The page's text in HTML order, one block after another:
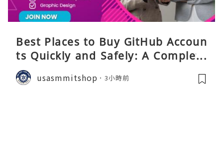
Best Places to Buy GitHub Accoun
ts Quickly and Safely: A Complete
Guide
usasmmitshop 3小時前